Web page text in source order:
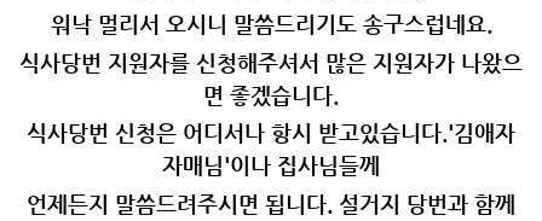
워낙 멀리서 오시니 말씀드리기도 송구스럽네요.
식사당번 지원자를 신청해주셔서 많은 지원자가 나왔으
면 좋겠습니다.
식사당번 신청은 어디서나 항시 받고있습니다.'김애자
자매님'이나 집사님들께
언제든지 말씀드려주시면 됩니다. 설거지 당번과 함께